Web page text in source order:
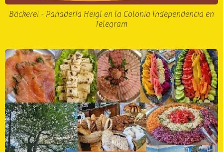
Bäckerei - Panadería Heigl en la Colonia Independencia en
Telegram